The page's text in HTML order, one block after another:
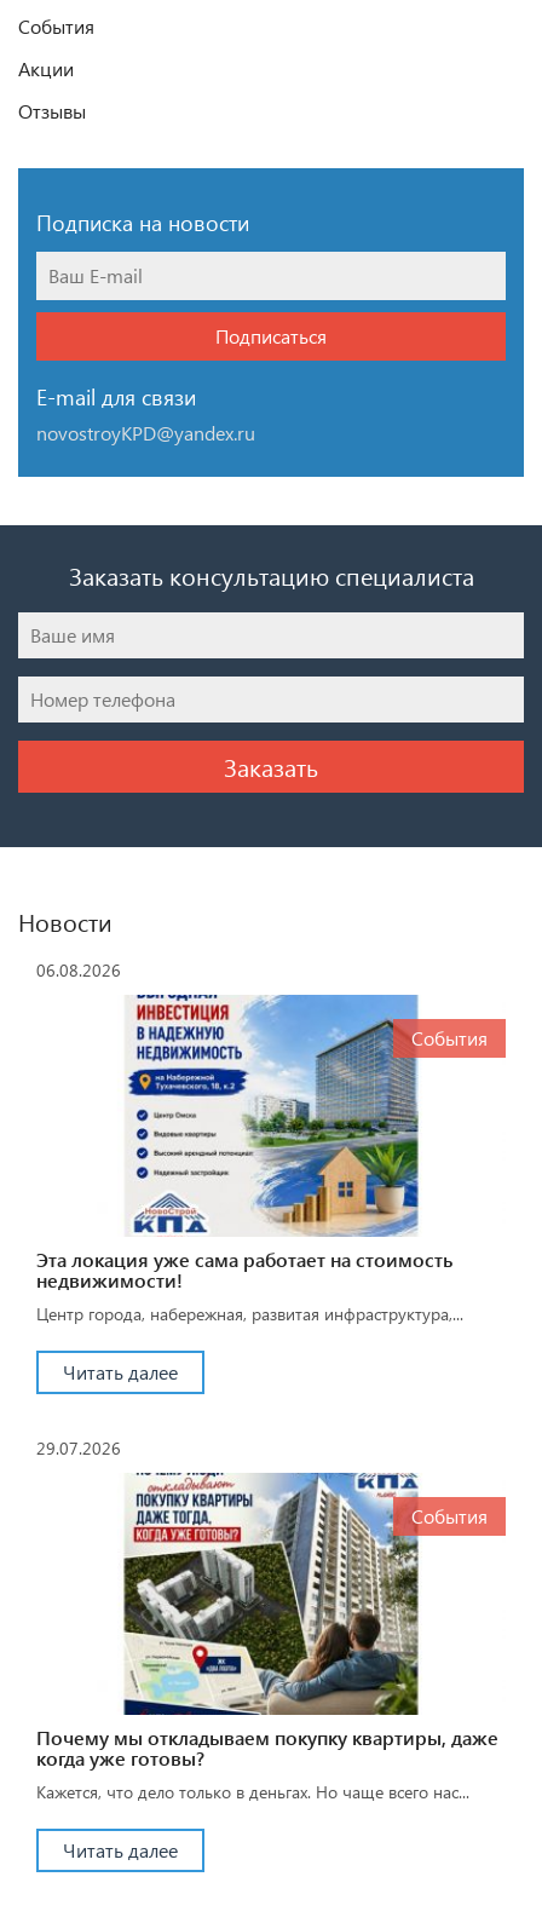
События
Акции
Отзывы
Подписка на новости
Подписаться
E-mail для связи
novostroyKPD@yandex.ru
Заказать консультацию специалиста
Новости
06.08.2026
События
Эта локация уже сама работает на стоимость
недвижимости!
Центр города, набережная, развитая инфраструктура,...
Читать далее
29.07.2026
События
Почему мы откладываем покупку квартиры, даже
когда уже готовы?
Кажется, что дело только в деньгах. Но чаще всего нас...
Читать далее